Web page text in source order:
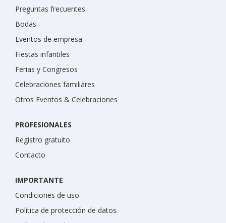
Preguntas frecuentes
Bodas
Eventos de empresa
Fiestas infantiles
Ferias y Congresos
Celebraciones familiares
Otros Eventos & Celebraciones
PROFESIONALES
Registro gratuito
Contacto
IMPORTANTE
Condiciones de uso
Política de protección de datos